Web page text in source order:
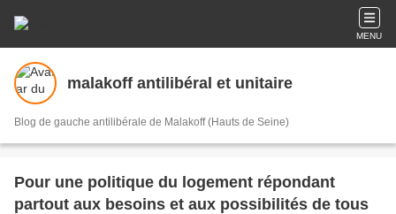
MENU
malakoff antilibéral et unitaire
Blog de gauche antilibérale de Malakoff (Hauts de Seine)
Pour une politique du logement répondant
partout aux besoins et aux possibilités de tous